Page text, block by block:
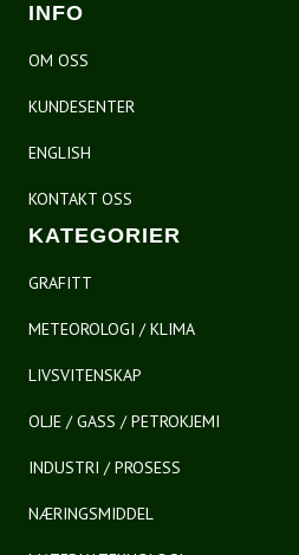
INFO
OM OSS
KUNDESENTER
ENGLISH
KONTAKT OSS
KATEGORIER
GRAFITT
METEOROLOGI / KLIMA
LIVSVITENSKAP
OLJE / GASS / PETROKJEMI
INDUSTRI / PROSESS
NÆRINGSMIDDEL